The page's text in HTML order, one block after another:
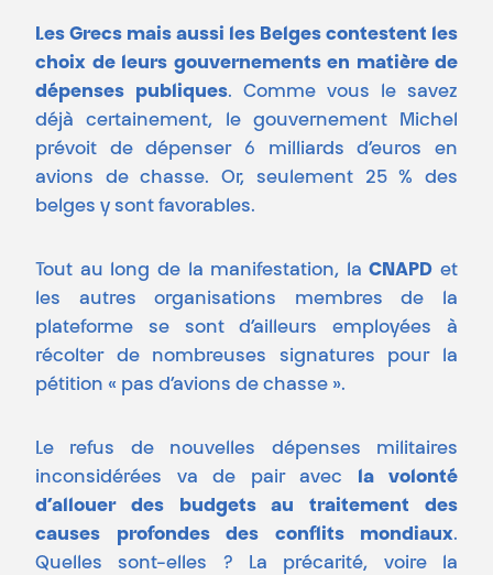
Les Grecs mais aussi les Belges contestent les
choix de leurs gouvernements en matière de
dépenses publiques. Comme vous le savez
déjà certainement, le gouvernement Michel
prévoit de dépenser 6 milliards d’euros en
avions de chasse. Or, seulement 25 % des
belges y sont favorables.
Tout au long de la manifestation, laCNAPD et
les autres organisations membres de la
plateforme se sont d’ailleurs employées à
récolter de nombreuses signatures pour la
pétition « pas d’avions de chasse ».
Le refus de nouvelles dépenses militaires
inconsidérées va de pair avec la volonté
d’allouer des budgets au traitement des
causes profondes des conflits mondiaux.
Quelles sont-elles ? La précarité, voire la